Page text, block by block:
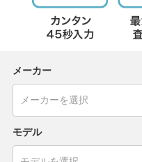
メーカー
モデル